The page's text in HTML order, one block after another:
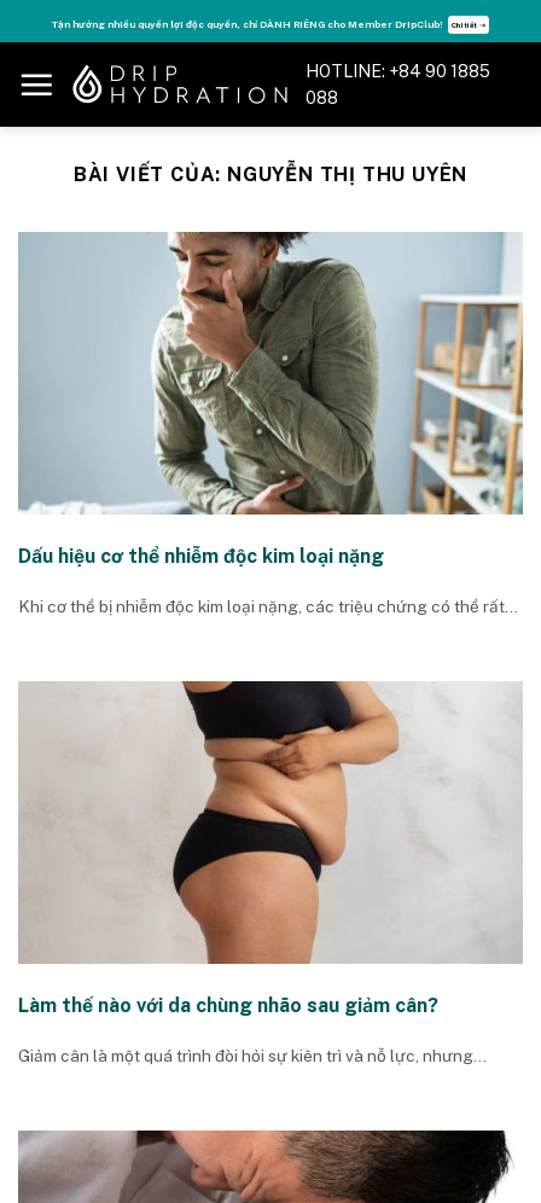
to
content
Tận hưởng nhiều quyền lợi độc quyền, chỉ DÀNH RIÊNG cho Member DripClub! Chi tiết ➝
HOTLINE: +84 90 1885
088
BÀI VIẾT CỦA: NGUYỄN THỊ THU UYÊN
Dấu hiệu cơ thể nhiễm độc kim loại nặng
Khi cơ thể bị nhiễm độc kim loại nặng, các triệu chứng có thể rất...
Làm thế nào với da chùng nhão sau giảm cân?
Giảm cân là một quá trình đòi hỏi sự kiên trì và nỗ lực, nhưng...